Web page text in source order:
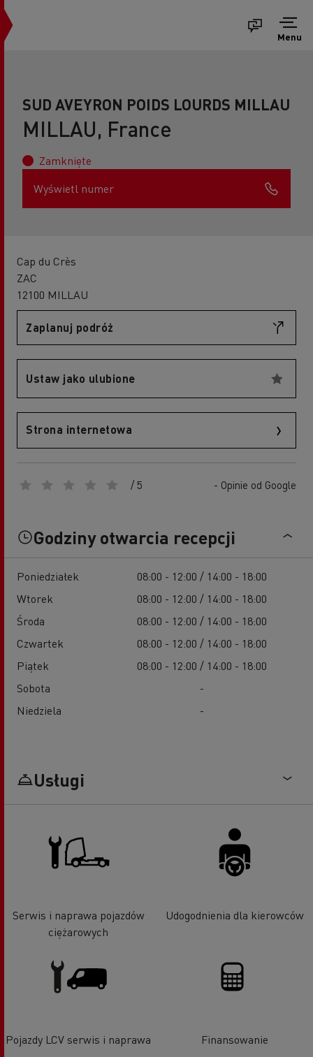
Menu
SUD AVEYRON POIDS LOURDS MILLAU
MILLAU, France
Zamknięte
Wyświetl numer
Cap du Crès
ZAC
12100 MILLAU
Zaplanuj podróż
Ustaw jako ulubione
Strona internetowa
/ 5 - Opinie od Google
Godziny otwarcia recepcji
Poniedziałek
08:00 - 12:00 / 14:00 - 18:00
Wtorek
08:00 - 12:00 / 14:00 - 18:00
Środa
08:00 - 12:00 / 14:00 - 18:00
Czwartek
08:00 - 12:00 / 14:00 - 18:00
Piątek
08:00 - 12:00 / 14:00 - 18:00
Sobota
-
Niedziela
-
Usługi
Serwis i naprawa pojazdów
ciężarowych
Udogodnienia dla kierowców
Pojazdy LCV serwis i naprawa Finansowanie